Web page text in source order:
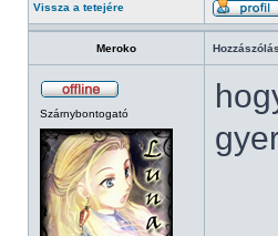
Vissza a tetejére
Meroko
Szárnybontogató